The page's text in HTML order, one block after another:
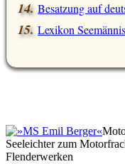
Besatzung auf
Lexikon
Seeleichter zum
Flenderwerken